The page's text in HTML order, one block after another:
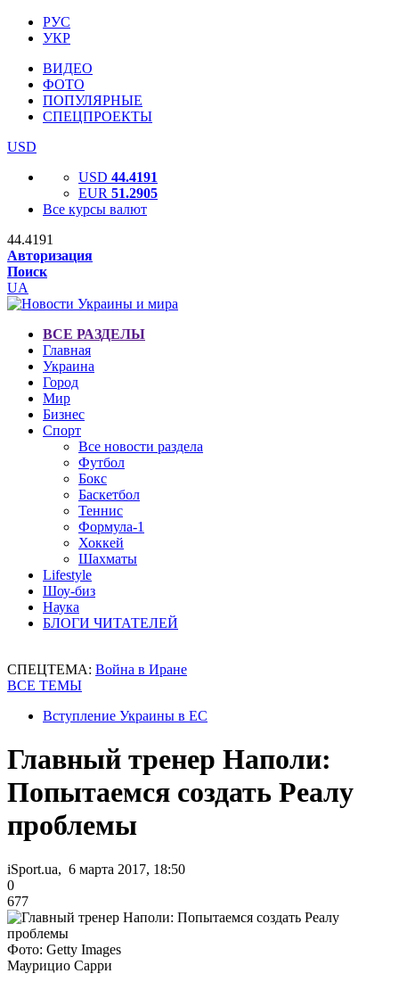
РУС
УКР
ВИДЕО
ФОТО
ПОПУЛЯРНЫЕ
СПЕЦПРОЕКТЫ
USD
USD 44.4191
EUR 51.2905
Все курсы валют
44.4191
Авторизация
Поиск
UA
ВСЕ РАЗДЕЛЫ
Главная
Украина
Город
Мир
Бизнес
Спорт
Все новости раздела
Футбол
Бокс
Баскетбол
Теннис
Формула-1
Хоккей
Шахматы
Lifestyle
Шоу-биз
Наука
БЛОГИ ЧИТАТЕЛЕЙ
СПЕЦТЕМА: Война в Иране
ВСЕ ТЕМЫ
Вступление Украины в ЕС
Главный тренер Наполи:
Попытаемся создать Реалу
проблемы
iSport.ua, 6 марта 2017, 18:50
0
677
Фото: Getty Images
Маурицио Сарри